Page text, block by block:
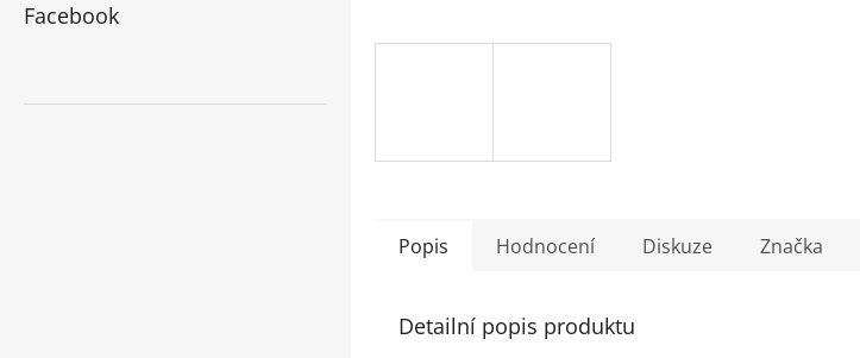
Facebook
Popis Hodnocení Diskuze Značka
Detailní popis produktu